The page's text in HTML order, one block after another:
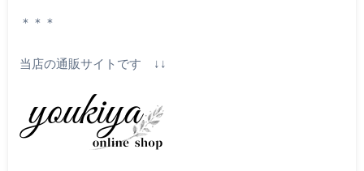
＊＊＊
当店の通販サイトです ↓↓